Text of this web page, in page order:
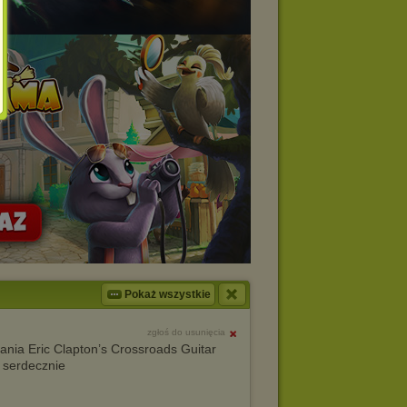
Pokaż wszystkie
zgłoś do usunięcia
Eric Clapton’s Crossroads Guitar